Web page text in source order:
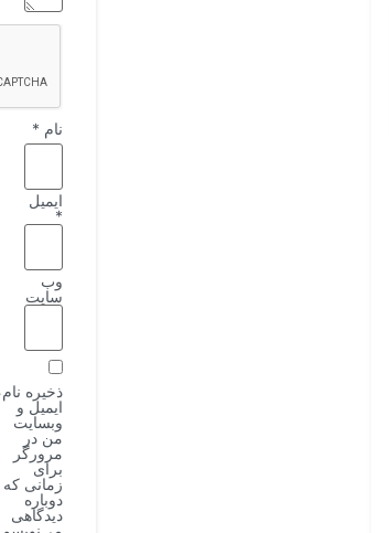
نام *
ایمیل
*
وب‌
سایت
ذخیره
ایمیل و
وبسایت
من در
مرورگر
برای
زمانی که
دوباره
دیدگاهی